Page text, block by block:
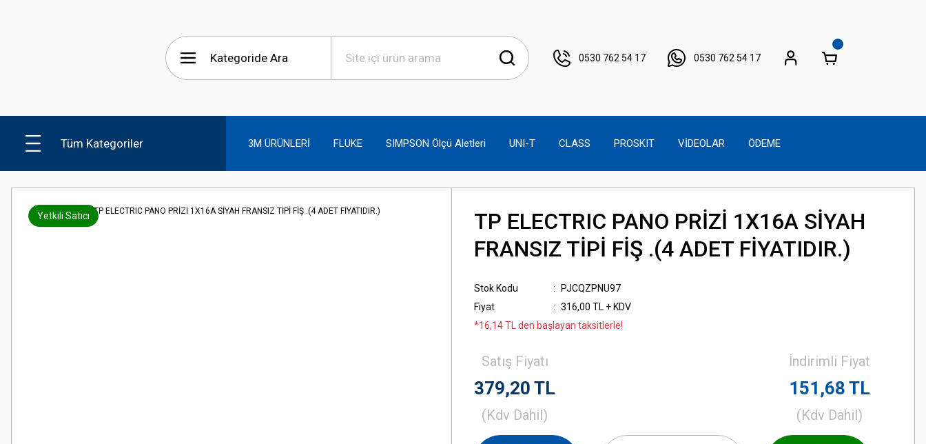
0530 762 54 17 0530 762 54 17
Tüm Kategoriler 3M ÜRÜNLERİ FLUKE SIMPSON Ölçü Aletleri UNI-T CLASS PROSKIT VİDEOLAR ÖDEME
Yetkili Satıcı
TP ELECTRIC PANO PRİZİ 1X16A SİYAH
FRANSIZ TİPİ FİŞ .(4 ADET FİYATIDIR.)
Stok Kodu
PJCQZPNU97
Fiyat
316,00 TL + KDV
*16,14 TL den başlayan taksitlerle!
Satış Fiyatı
379,20 TL
(Kdv Dahil)
İndirimli Fiyat
151,68 TL
(Kdv Dahil)